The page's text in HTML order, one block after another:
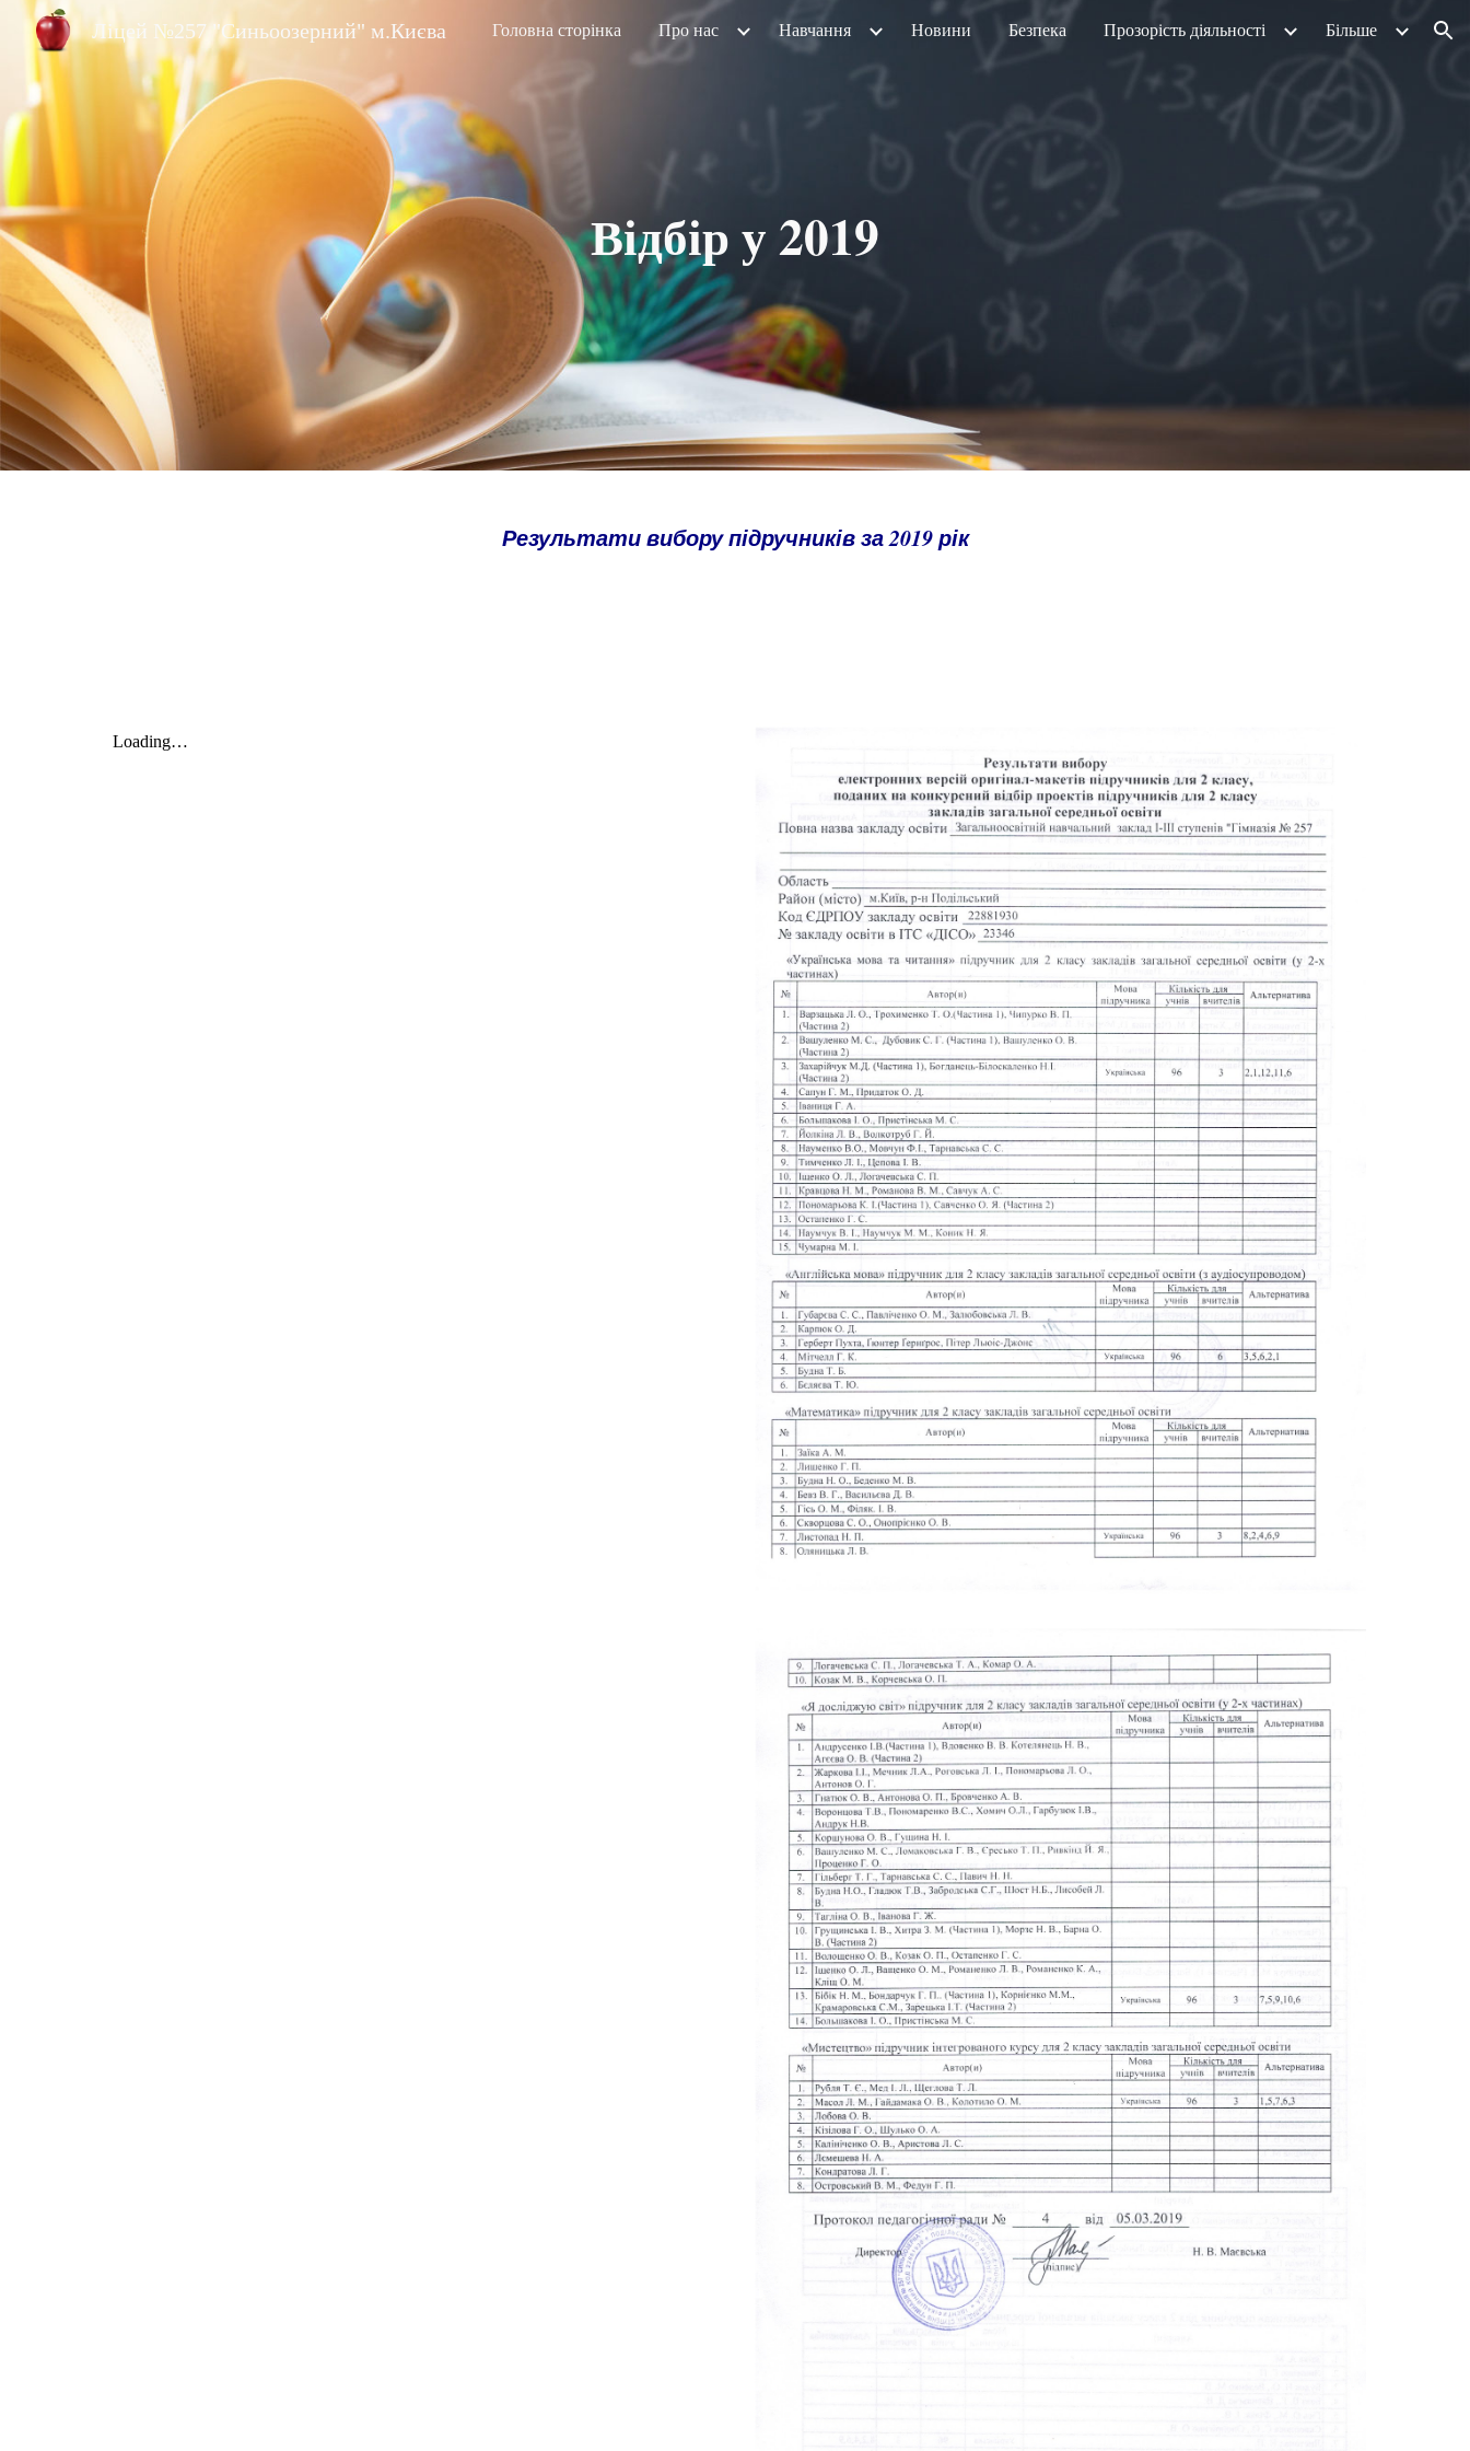
Skip to main content Skip to navigation
Ліцей №257 "Синьоозерний" м.Києва Головна сторінка Про нас Навчання Новини Безпека Прозорість діяльності Більше
Відбір у 2019
Результати вибору підручників за 2019рік